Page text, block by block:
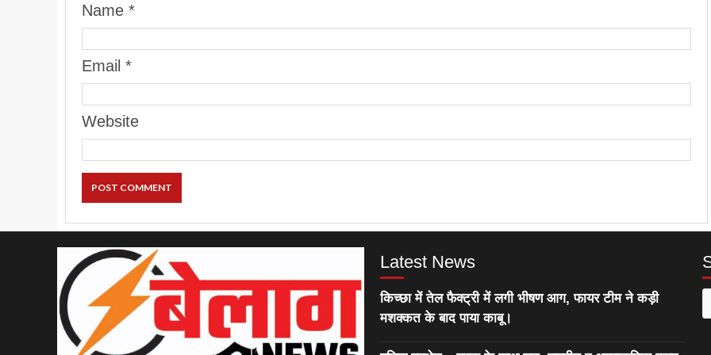
Name *
Email *
Website
Latest News
किच्छा में तेल फैक्ट्री में लगी भीषण आग, फायर टीम ने कड़ी
मशक्कत के बाद पाया काबू।